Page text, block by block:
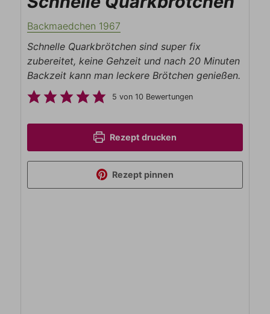
Backmaedchen 1967
Schnelle Quarkbrötchen sind super fix
zubereitet, keine Gehzeit und nach 20 Minuten
Backzeit kann man leckere Brötchen genießen.
5 von 10Bewertungen
Rezept drucken
Rezept pinnen